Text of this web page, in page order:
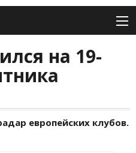
на 19-
европейских клубов.